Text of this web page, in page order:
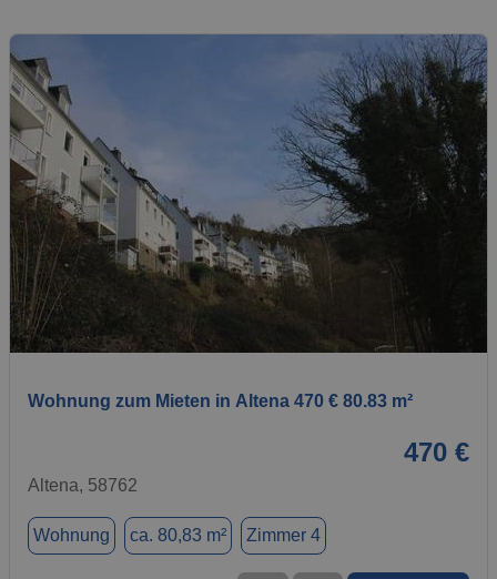
Wohnung zum Mieten in Altena 470 € 80.83 m²
470 €
Altena, 58762
Wohnung ca. 80,83 m² Zimmer 4